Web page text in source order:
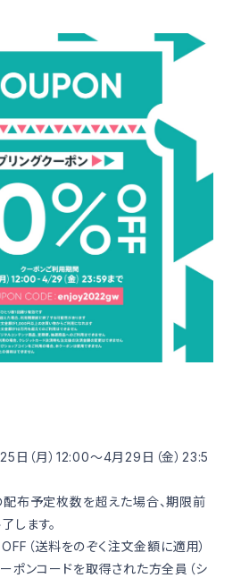
日（月）12:00〜4月29日（金）23:5
配布予定枚数を超えた場合、期限前
します。
（送料をのぞく注文金額に適用）
ポンコードを取得された方全員（シ